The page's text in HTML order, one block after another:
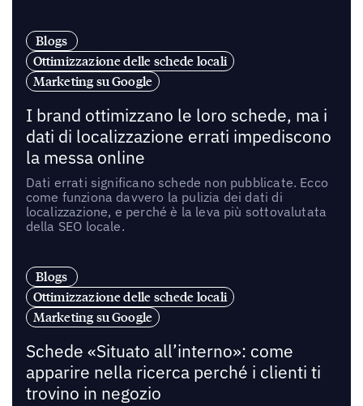
Blogs
Ottimizzazione delle schede locali
Marketing su Google
I brand ottimizzano le loro schede, ma i
dati di localizzazione errati impediscono
la messa online
Dati errati significano schede non pubblicate. Ecco
come funziona davvero la pulizia dei dati di
localizzazione, e perché è la leva più sottovalutata
della SEO locale.
Blogs
Ottimizzazione delle schede locali
Marketing su Google
Schede «Situato all’interno»: come
apparire nella ricerca perché i clienti ti
trovino in negozio